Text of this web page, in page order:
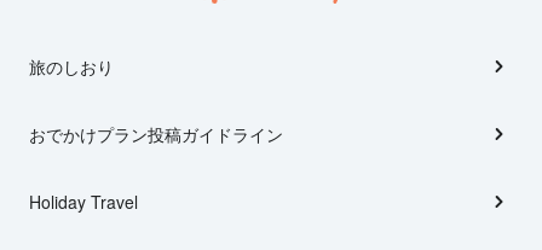
旅のしおり
おでかけプラン投稿ガイドライン
Holiday Travel